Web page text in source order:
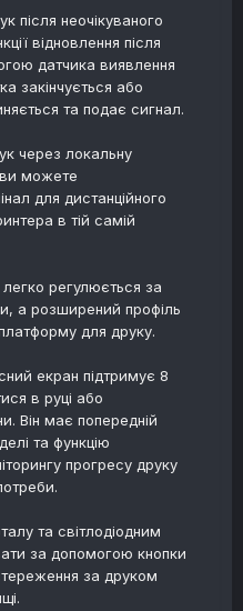
після неочікуваного
відновлення після
датчика виявлення
закінчується або
та подає сигнал.
через локальну
можете
для дистанційного
в тій самій
регулюється за
а розширений профіль
для друку.
екран підтримує 8
в руці або
Він має попередній
та функцію
прогресу друку
та світлодіодним
за допомогою кнопки
за друком